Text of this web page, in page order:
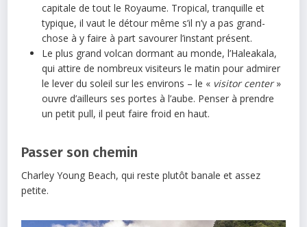
capitale de tout le Royaume. Tropical, tranquille et
typique, il vaut le détour même s’il n’y a pas grand-
chose à y faire à part savourer l’instant présent.
Le plus grand volcan dormant au monde, l’Haleakala,
qui attire de nombreux visiteurs le matin pour admirer
le lever du soleil sur les environs – le « visitor center»
ouvre d’ailleurs ses portes à l’aube. Penser à prendre
un petit pull, il peut faire froid en haut.
Passer son chemin
Charley Young Beach, qui reste plutôt banale et assez
petite.